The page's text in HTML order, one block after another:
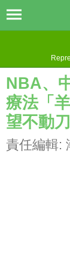
NBA、
療法「
望不動
責任編輯: